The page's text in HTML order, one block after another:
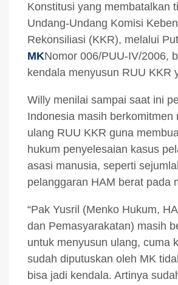
Konstitusi yang membatalkan
Undang-Undang Komisi
Rekonsiliasi (KKR), melalui
MKNomor 006/PUU-IV/2006,
kendala menyusun RUU KKR
Willy menilai sampai saat ini
Indonesia masih berkomitmen
ulang RUU KKR guna
hukum penyelesaian kasus
asasi manusia, seperti
pelanggaran HAM berat pada
“Pak Yusril (Menko Hukum,
dan Pemasyarakatan) masih
untuk menyusun ulang, cuma
sudah diputuskan oleh MK
bisa jadi kendala. Artinya